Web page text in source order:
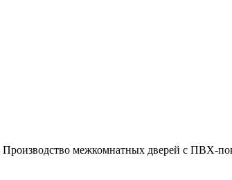
межкомнатных дверей с ПВХ-